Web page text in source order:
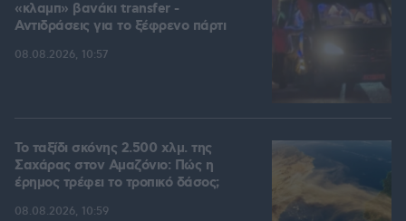
«κλαμπ» βανάκι transfer -
Αντιδράσεις για το ξέφρενο πάρτι
08.08.2026, 10:57
Το ταξίδι σκόνης 2.500 χλμ. της
Σαχάρας στον Αμαζόνιο: Πώς η
έρημος τρέφει το τροπικό δάσος;
08.08.2026, 10:59